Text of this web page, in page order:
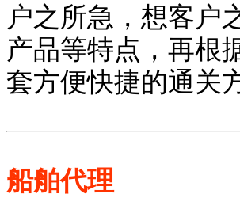
户之所急，想客户
产品等特点，再根
套方便快捷的通关
船舶代理